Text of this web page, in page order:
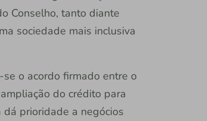
Conselho, tanto diante
sociedade mais inclusiva
o acordo firmado entre o
do crédito para
dá prioridade a negócios